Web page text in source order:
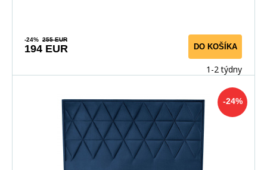
-24% 255 EUR
194 EUR DO KOŠÍKA
1-2 týdny
-24%